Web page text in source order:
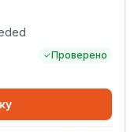
Проверено